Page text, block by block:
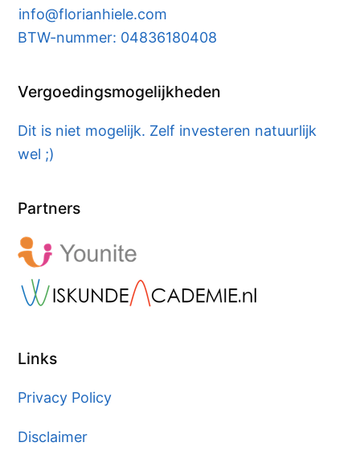
info@florianhiele.com
BTW-nummer: 04836180408
Vergoedingsmogelijkheden
Dit is niet mogelijk. Zelf investeren natuurlijk
wel ;)
Partners
Links
Privacy Policy
Disclaimer